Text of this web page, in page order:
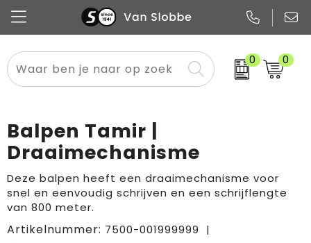
0 0
Alle categorieën
Snoep
Promo
Pennen
Notitieboekjes
Papier
Flessen
Glazen en karaffen
Merken
Meest gekozen
Sportkleding
Overig textiel
Boodschappen- en draagtassen
Sport & vrije tijd
Rugzakken
Balpen Tamir |
Draaimechanisme
Deze balpen heeft een draaimechanisme voor
snel en eenvoudig schrijven en een schrijflengte
van 800 meter.
Artikelnummer: 7500-001999999